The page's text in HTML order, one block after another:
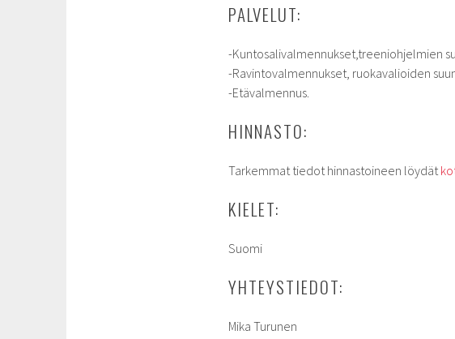
PALVELUT:
-Kuntosalivalmennukset,treeniohjelmien
-Ravintovalmennukset, ruokavalioiden
-Etävalmennus.
HINNASTO:
Tarkemmat tiedot hinnastoineen löydät
KIELET:
Suomi
YHTEYSTIEDOT:
Mika Turunen